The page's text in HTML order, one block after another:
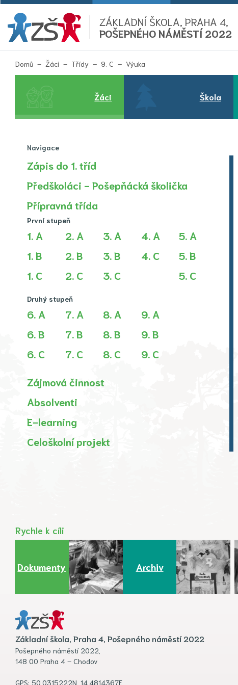
ZÁKLADNÍ ŠKOLA, PRAHA 4,
POŠEPNÉHO NÁMĚSTÍ 2022
Domů Žáci Třídy 9. C Výuka
Žáci Škola
Navigace
Zápis do 1. tříd
Předškoláci - Pošepňácká školička
Přípravná třída
První stupeň
1. A
1. B
1. C
2. A
2. B
2. C
3. A
3. B
3. C
4. A
4. C
5. A
5. B
5. C
Druhý stupeň
6. A
6. B
6. C
7. A
7. B
7. C
8. A
8. B
8. C
9. A
9. B
9. C
Zájmová činnost
Absolventi
E-learning
Celoškolní projekt
Rychle k cíli
Dokumenty Archiv
Základní škola, Praha 4, Pošepného náměstí 2022
Pošepného náměstí 2022,
148 00 Praha 4 – Chodov
GPS: 50.0315222N, 14.4814367E